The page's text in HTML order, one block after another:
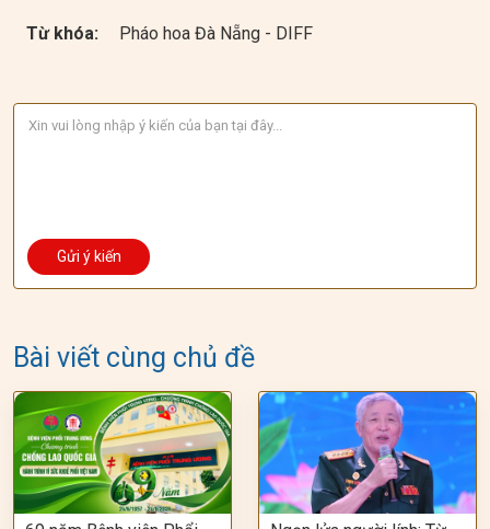
Từ khóa: Pháo hoa Đà Nẵng - DIFF
Bài viết cùng chủ đề